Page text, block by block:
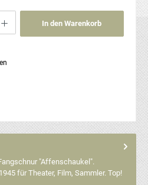
In den Warenkorb
"Affenschaukel".
für Theater, Film, Sammler. Top!